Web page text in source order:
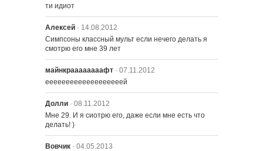
ти идиот
Алексей · 14.08.2012
Симпсоны классный мульт если нечего делать я
смотрю его мне 39 лет
майнкраааааааафт · 07.11.2012
ееееееееееееееееееей
Долли · 08.11.2012
Мне 29. И я сиотрю его, даже если мне есть что
делать! )
Вовчик · 04.05.2013